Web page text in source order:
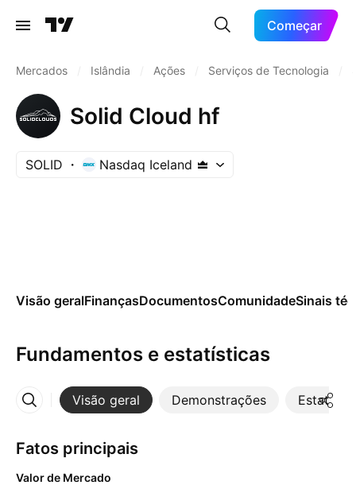
Começar
Mercados Islândia Ações Serviços de Tecnologia
Solid Cloud hf
SOLID Nasdaq Iceland
Visão geralFinançasDocumentosComunidadeSinais
Fundamentos e estatísticas
Visão geral Demonstrações
Mais
Fatos principais
Valor de Mercado